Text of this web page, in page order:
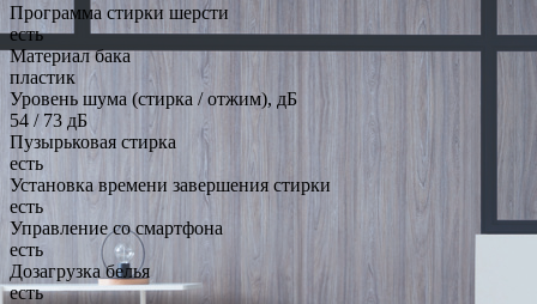
Программа стирки шерсти
есть
Материал бака
пластик
Уровень шума (стирка / отжим), дБ
54 / 73 дБ
Пузырьковая стирка
есть
Установка времени завершения стирки
есть
Управление со смартфона
есть
Дозагрузка белья
есть